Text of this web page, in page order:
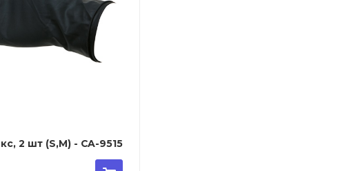
2 шт (S,M) - CA-9515